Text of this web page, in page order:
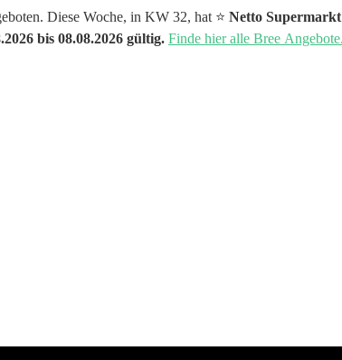
Diese Woche, in KW 32, hat ⭐️ Netto Supermarkt
bis 08.08.2026 gültig. Finde hier alle Bree Angebote.